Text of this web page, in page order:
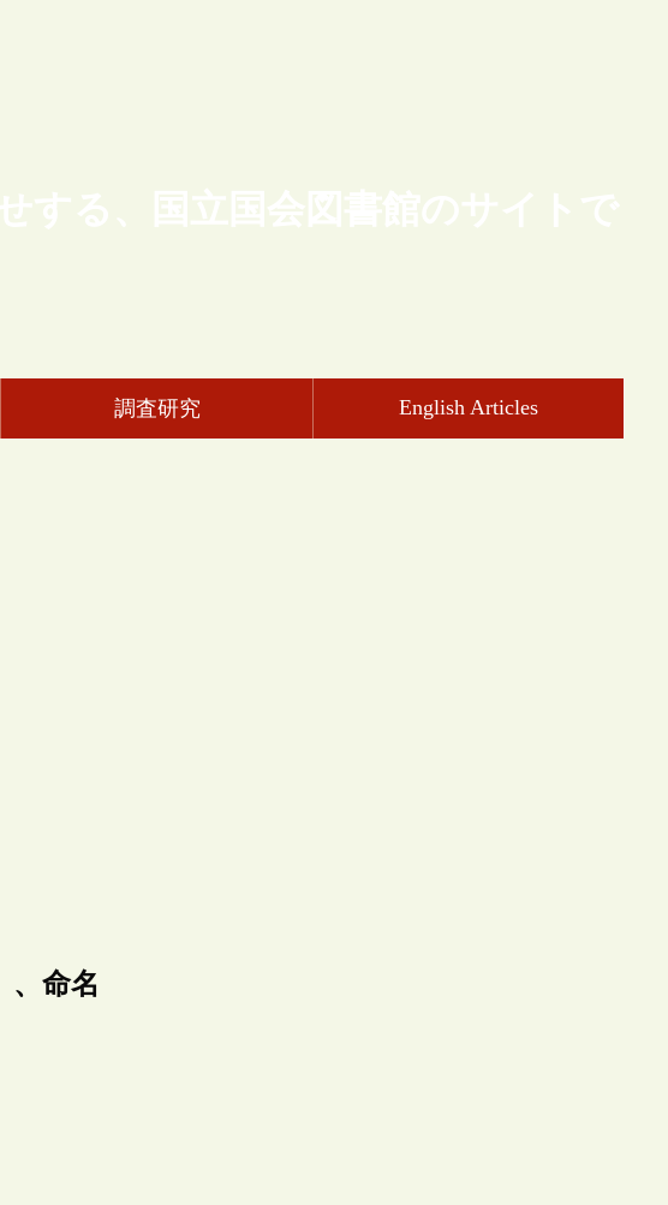
する、国立国会図書館のサイトで
調査研究 English Articles
、命名